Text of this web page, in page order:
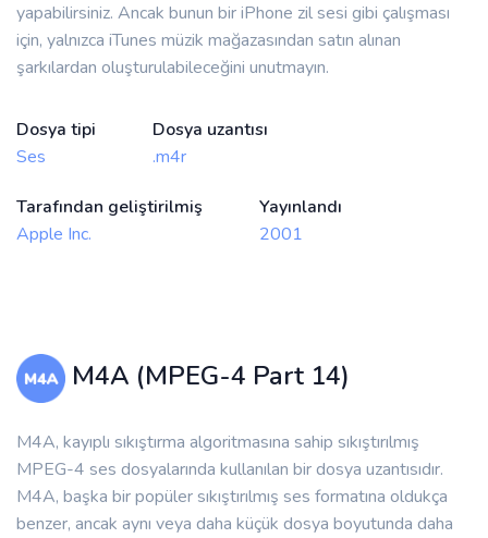
yapabilirsiniz. Ancak bunun bir iPhone zil sesi gibi çalışması
için, yalnızca iTunes müzik mağazasından satın alınan
şarkılardan oluşturulabileceğini unutmayın.
Dosya tipi
Ses
Dosya uzantısı
.m4r
Tarafından geliştirilmiş
Apple Inc.
Yayınlandı
2001
M4A (MPEG-4 Part 14)
M4A, kayıplı sıkıştırma algoritmasına sahip sıkıştırılmış
MPEG-4 ses dosyalarında kullanılan bir dosya uzantısıdır.
M4A, başka bir popüler sıkıştırılmış ses formatına oldukça
benzer, ancak aynı veya daha küçük dosya boyutunda daha